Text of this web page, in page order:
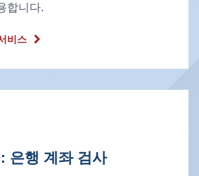
합니다.
비스
은행 계좌 검사